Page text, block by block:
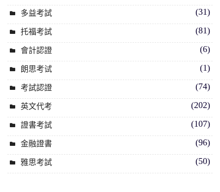
多益考試 (31)
托福考試 (81)
會計認證 (6)
朗思考试 (1)
考試認證 (74)
英文代考 (202)
證書考試 (107)
金融證書 (96)
雅思考試 (50)